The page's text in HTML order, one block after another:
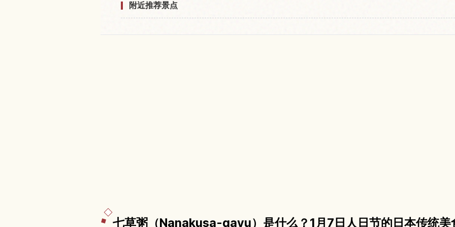
附近推荐景点
七草粥（Nanakusa-gayu）是什么？1月7日人日节的日本传统美